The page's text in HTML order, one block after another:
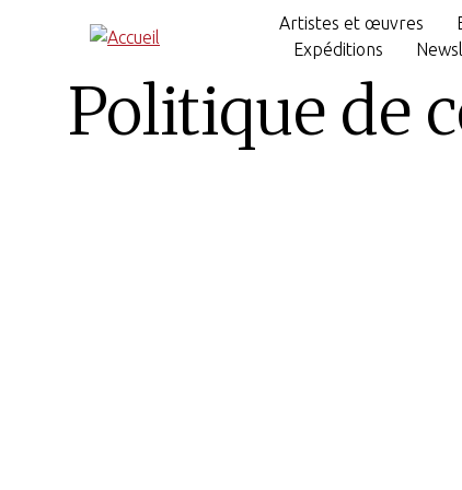
Artistes et œuvres
Expéditions
Politique de